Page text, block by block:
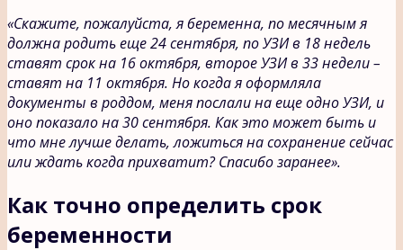
«Скажите, пожалуйста, я беременна, по месячным я
должна родить еще 24 сентября, по УЗИ в 18 недель
ставят срок на 16 октября, второе УЗИ в 33 недели –
ставят на 11 октября. Но когда я оформляла
документы в роддом, меня послали на еще одно УЗИ, и
оно показало на 30 сентября. Как это может быть и
что мне лучше делать, ложиться на сохранение сейчас
или ждать когда прихватит? Спасибо заранее».
Как точно определить срок
беременности